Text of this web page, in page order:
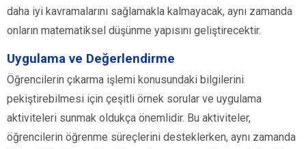
daha iyi kavramalarını sağlamakla kalmayacak, aynı zamanda
onların matematiksel düşünme yapısını geliştirecektir.
Uygulama ve Değerlendirme
Öğrencilerin çıkarma işlemi konusundaki bilgilerini
pekiştirebilmesi için çeşitli örnek sorular ve uygulama
aktiviteleri sunmak oldukça önemlidir. Bu aktiviteler,
öğrencilerin öğrenme süreçlerini desteklerken, aynı zamanda